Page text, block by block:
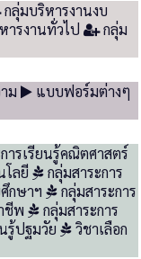
กลุ่มบริหารงานงบ
ารงานทั่วไป
กลุ่ม
ม
แบบฟอร์มต่างๆ
ารเรียนรู้คณิตศาสตร์
โลยี
กลุ่มสาระการ
กษาฯ
กลุ่มสาระการ
ชีพ
กลุ่มสาระการ
รู้ปฐมวัย
วิชาเลือก